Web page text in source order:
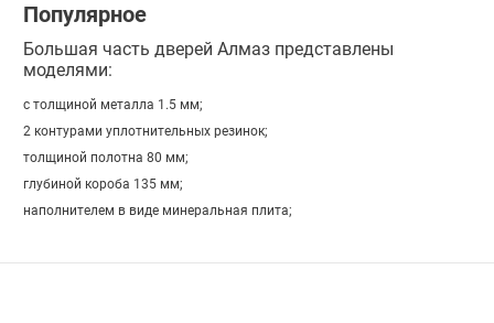
Популярное
Большая часть дверей Алмаз представлены
моделями:
с толщиной металла 1.5 мм;
2 контурами уплотнительных резинок;
толщиной полотна 80 мм;
глубиной короба 135 мм;
наполнителем в виде минеральная плита;